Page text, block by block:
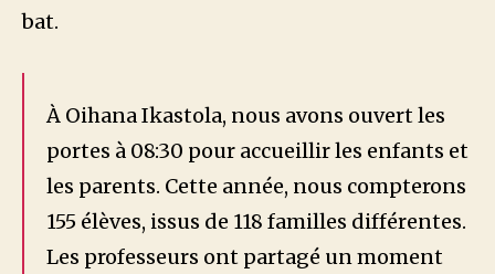
bat.
À Oihana Ikastola, nous avons ouvert les
portes à 08:30 pour accueillir les enfants et
les parents. Cette année, nous compterons
155 élèves, issus de 118 familles différentes.
Les professeurs ont partagé un moment